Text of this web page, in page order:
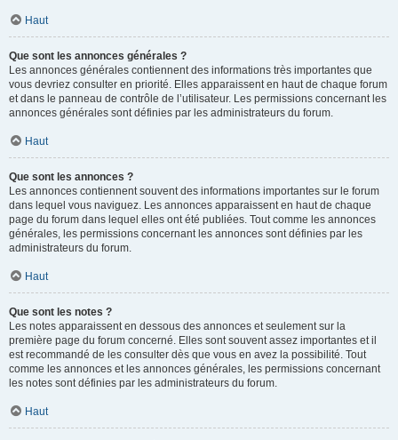
Haut
Que sont les annonces générales ?
Les annonces générales contiennent des informations très importantes que
vous devriez consulter en priorité. Elles apparaissent en haut de chaque forum
et dans le panneau de contrôle de l’utilisateur. Les permissions concernant les
annonces générales sont définies par les administrateurs du forum.
Haut
Que sont les annonces ?
Les annonces contiennent souvent des informations importantes sur le forum
dans lequel vous naviguez. Les annonces apparaissent en haut de chaque
page du forum dans lequel elles ont été publiées. Tout comme les annonces
générales, les permissions concernant les annonces sont définies par les
administrateurs du forum.
Haut
Que sont les notes ?
Les notes apparaissent en dessous des annonces et seulement sur la
première page du forum concerné. Elles sont souvent assez importantes et il
est recommandé de les consulter dès que vous en avez la possibilité. Tout
comme les annonces et les annonces générales, les permissions concernant
les notes sont définies par les administrateurs du forum.
Haut